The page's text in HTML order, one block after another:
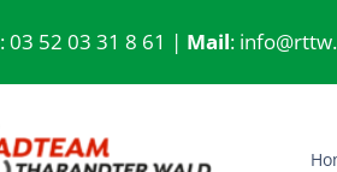
: 03 52 03 31 8 61 | Mail: